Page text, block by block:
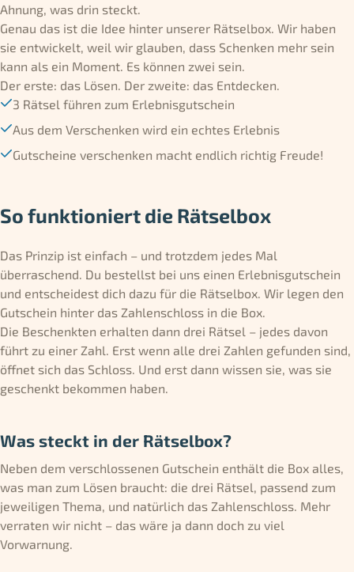
Ahnung, was drin steckt.
Genau das ist die Idee hinter unserer Rätselbox. Wir haben
sie entwickelt, weil wir glauben, dass Schenken mehr sein
kann als ein Moment. Es können zwei sein.
Der erste: das Lösen. Der zweite: das Entdecken.
3 Rätsel führen zum Erlebnisgutschein
Aus dem Verschenken wird ein echtes Erlebnis
Gutscheine verschenken macht endlich richtig Freude!
So funktioniert die Rätselbox
Das Prinzip ist einfach – und trotzdem jedes Mal
überraschend. Du bestellst bei uns einen Erlebnisgutschein
und entscheidest dich dazu für die Rätselbox. Wir legen den
Gutschein hinter das Zahlenschloss in die Box.
Die Beschenkten erhalten dann drei Rätsel – jedes davon
führt zu einer Zahl. Erst wenn alle drei Zahlen gefunden sind,
öffnet sich das Schloss. Und erst dann wissen sie, was sie
geschenkt bekommen haben.
Was steckt in der Rätselbox?
Neben dem verschlossenen Gutschein enthält die Box alles,
was man zum Lösen braucht: die drei Rätsel, passend zum
jeweiligen Thema, und natürlich das Zahlenschloss. Mehr
verraten wir nicht – das wäre ja dann doch zu viel
Vorwarnung.